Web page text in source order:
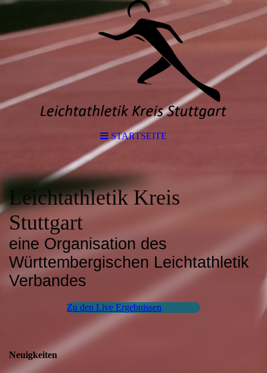
STARTSEITE
Leichtathletik Kreis
Stuttgart
eine Organisation des
Württembergischen Leichtathletik
Verbandes
Zu den Live Ergebnissen
Neuigkeiten